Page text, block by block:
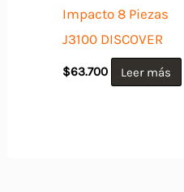
Impacto 8 Piezas
J3100 DISCOVER
$63.700 Leer más